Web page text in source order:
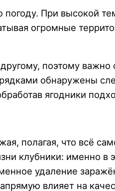
При высокой
огромные
поэтому
обнаружены
ягодники
полагая, что всё
клубники: именно
удаление
влияет на